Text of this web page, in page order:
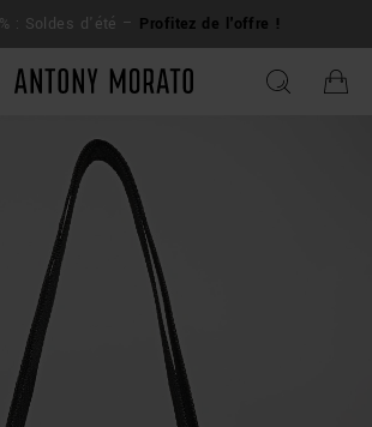
: Soldes d'été – Profitez de l'offre !
Antony Morato - Official